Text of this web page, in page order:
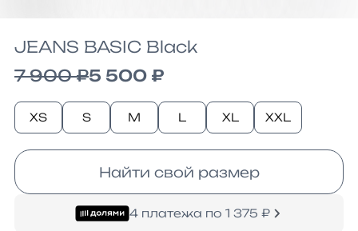
JEANS BASIC Black
7 900 ₽5 500 ₽
XS S M L XL XXL
Найти свой размер
4 платежа по 1 375 ₽